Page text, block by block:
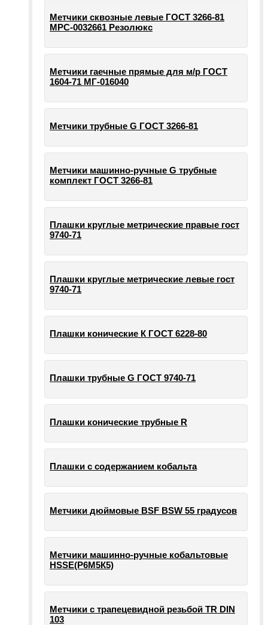
Метчики сквозные левые ГОСТ 3266-81
МРС-0032661 Резолюкс
Метчики гаечные прямые для м/р ГОСТ
1604-71 МГ-016040
Метчики трубные G ГОСТ 3266-81
Метчики машинно-ручные G трубные
комплект ГОСТ 3266-81
Плашки круглые метрические правые гост
9740-71
Плашки круглые метрические левые гост
9740-71
Плашки конические К ГОСТ 6228-80
Плашки трубные G ГОСТ 9740-71
Плашки конические трубные R
Плашки с содержанием кобальта
Метчики дюймовые BSF BSW 55 градусов
Метчики машинно-ручные кобальтовые
HSSE(Р6М5К5)
Метчики с трапецевидной резьбой TR DIN
103